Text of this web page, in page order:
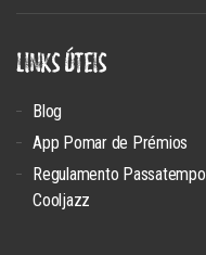
LINKS ÚTEIS
Blog
App Pomar de Prémios
Regulamento Passatempo
Cooljazz